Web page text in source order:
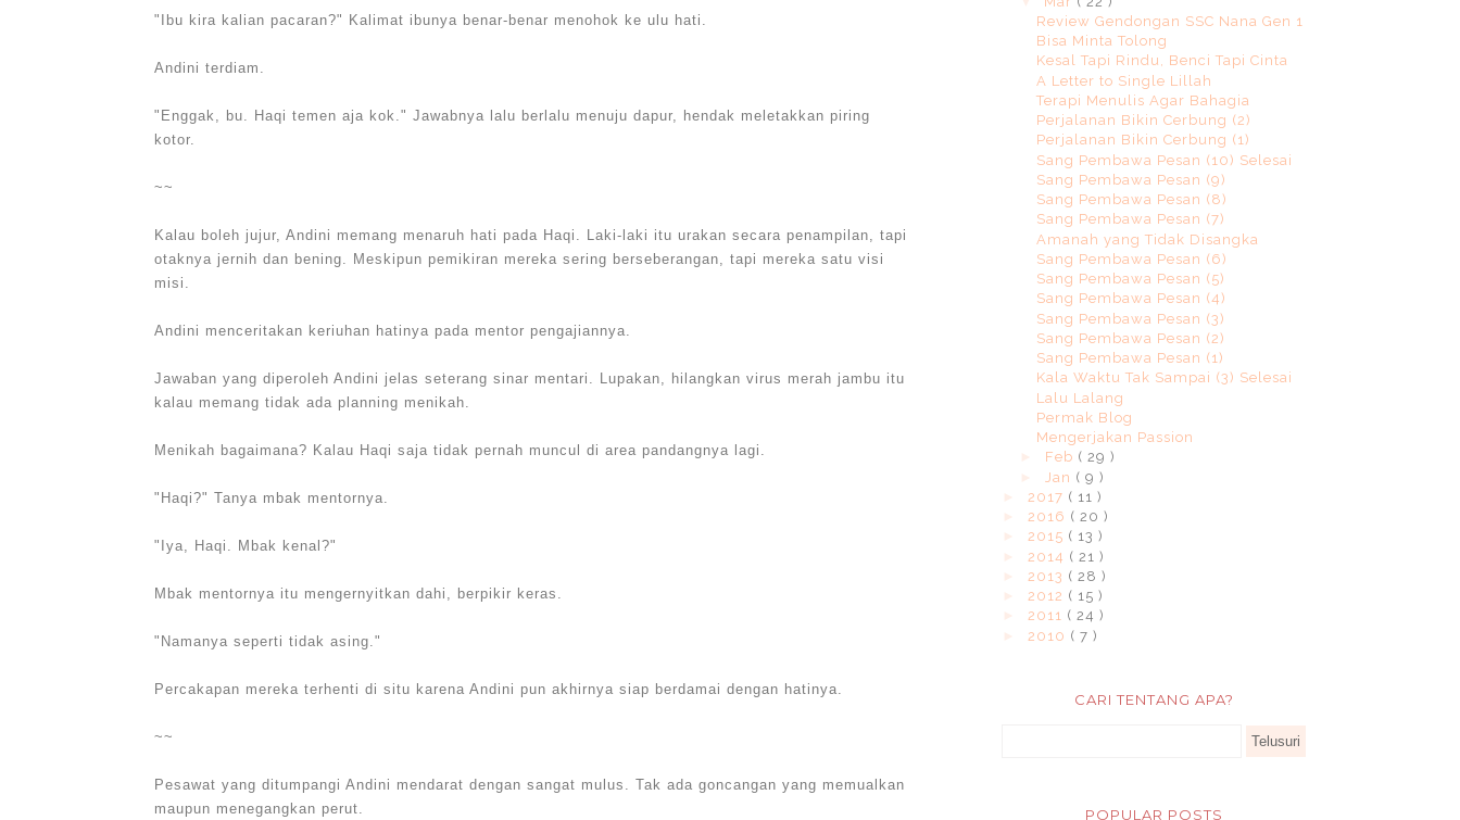
"Ibu kira kalian pacaran?" Kalimat ibunya benar-benar menohok ke ulu hati.
Andini terdiam.
"Enggak, bu. Haqi temen aja kok." Jawabnya lalu berlalu menuju dapur, hendak meletakkan piring
kotor.
~~
Kalau boleh jujur, Andini memang menaruh hati pada Haqi. Laki-laki itu urakan secara penampilan, tapi
otaknya jernih dan bening. Meskipun pemikiran mereka sering berseberangan, tapi mereka satu visi
misi.
Andini menceritakan keriuhan hatinya pada mentor pengajiannya.
Jawaban yang diperoleh Andini jelas seterang sinar mentari. Lupakan, hilangkan virus merah jambu itu
kalau memang tidak ada planning menikah.
Menikah bagaimana? Kalau Haqi saja tidak pernah muncul di area pandangnya lagi.
"Haqi?" Tanya mbak mentornya.
"Iya, Haqi. Mbak kenal?"
Mbak mentornya itu mengernyitkan dahi, berpikir keras.
"Namanya seperti tidak asing."
Percakapan mereka terhenti di situ karena Andini pun akhirnya siap berdamai dengan hatinya.
~~
Pesawat yang ditumpangi Andini mendarat dengan sangat mulus. Tak ada goncangan yang memualkan
maupun menegangkan perut.
Review Gendongan SSC Nana Gen 1
Bisa Minta Tolong
Kesal Tapi Rindu, Benci Tapi Cinta
A Letter to Single Lillah
Terapi Menulis Agar Bahagia
Perjalanan Bikin Cerbung (2)
Perjalanan Bikin Cerbung (1)
Sang Pembawa Pesan (10) Selesai
Sang Pembawa Pesan (9)
Sang Pembawa Pesan (8)
Sang Pembawa Pesan (7)
Amanah yang Tidak Disangka
Sang Pembawa Pesan (6)
Sang Pembawa Pesan (5)
Sang Pembawa Pesan (4)
Sang Pembawa Pesan (3)
Sang Pembawa Pesan (2)
Sang Pembawa Pesan (1)
Kala Waktu Tak Sampai (3) Selesai
Lalu Lalang
Permak Blog
Mengerjakan Passion
Feb ( 29 )
Jan ( 9 )
2017 ( 11 )
2016 ( 20 )
2015 ( 13 )
2014 ( 21 )
2013 ( 28 )
2012 ( 15 )
2011 ( 24 )
2010 ( 7 )
CARI TENTANG APA?
POPULAR POSTS